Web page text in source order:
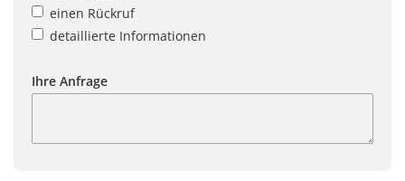
einen Rückruf
detaillierte Informationen
Ihre Anfrage